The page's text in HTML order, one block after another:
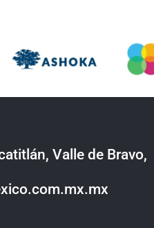
Valle de Bravo,